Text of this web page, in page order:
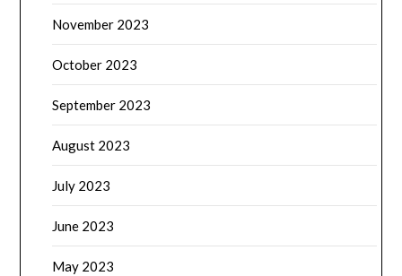
November 2023
October 2023
September 2023
August 2023
July 2023
June 2023
May 2023